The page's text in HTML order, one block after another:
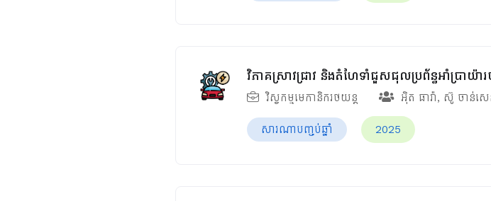
វិភាគស្រាវជ្រាវ និងតំហែទាំជួសជុលប្រព័ន្ធអាំប្រាយ៉
វិស្វកម្មមេកានិករថយន្ត អ៊ិត ធារ៉ា, ស៊ូ ចាន់សេ
សារណាបញ្ចប់ឆ្នាំ 2025